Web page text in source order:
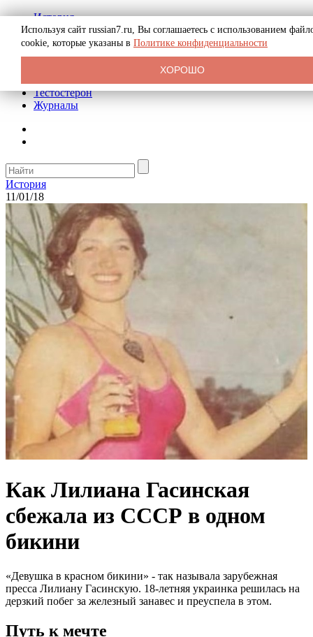
История
Биография
Криминал
Реклама на сайте
Тестостерон
Журналы
История
11/01/18
Как Лилиана Гасинская
сбежала из СССР в одном
бикини
«Девушка в красном бикини» - так называла зарубежная
пресса Лилиану Гасинскую. 18-летняя украинка решилась на
дерзкий побег за железный занавес и преуспела в этом.
Путь к мечте
Используя сайт russian7.ru, Вы соглашаетесь с использованием
cookie, которые указаны в Политике конфиденциальности
ХОРОШО